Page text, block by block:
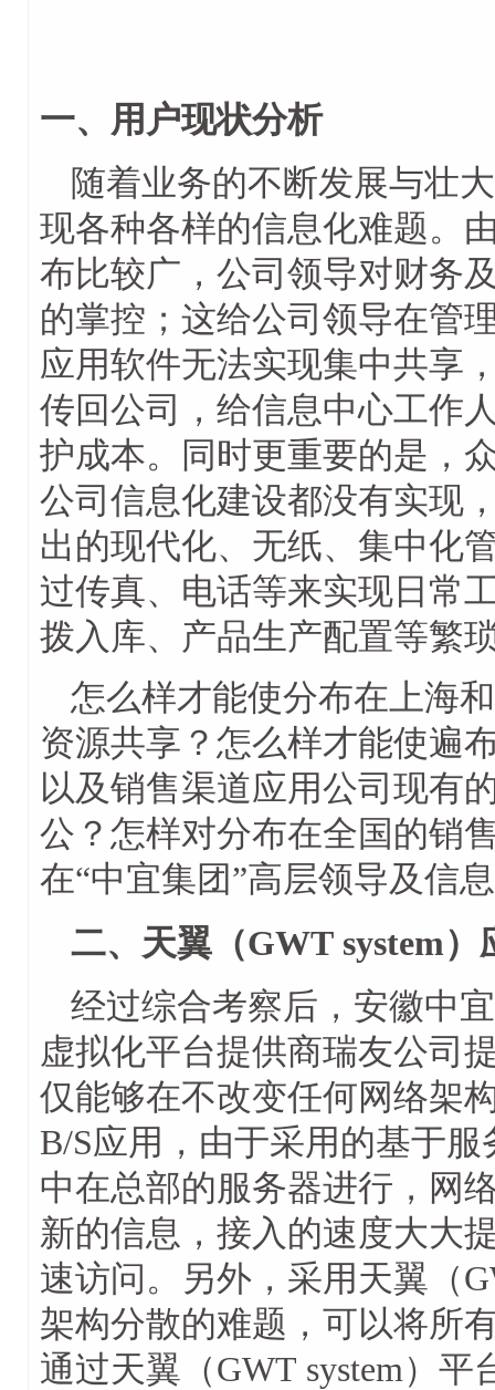
一、用户现状分析
随着业务的不断发展与壮
现各种各样的信息化难题。
布比较广，公司领导对财务
的掌控；这给公司领导在管
应用软件无法实现集中共享
传回公司，给信息中心工作
护成本。同时更重要的是，
公司信息化建设都没有实现
出的现代化、无纸、集中化
过传真、电话等来实现日常
拨入库、产品生产配置等繁
怎么样才能使分布在上海
资源共享？怎么样才能使遍
以及销售渠道应用公司现有
公？怎样对分布在全国的销
在“中宜集团”高层领导及信
二、天翼（GWT system
经过综合考察后，安徽中
虚拟化平台提供商瑞友公司
仅能够在不改变任何网络架
B/S应用，由于采用的基于
中在总部的服务器进行，网
新的信息，接入的速度大大
速访问。另外，采用天翼（
架构分散的难题，可以将所
通过天翼（GWT system）